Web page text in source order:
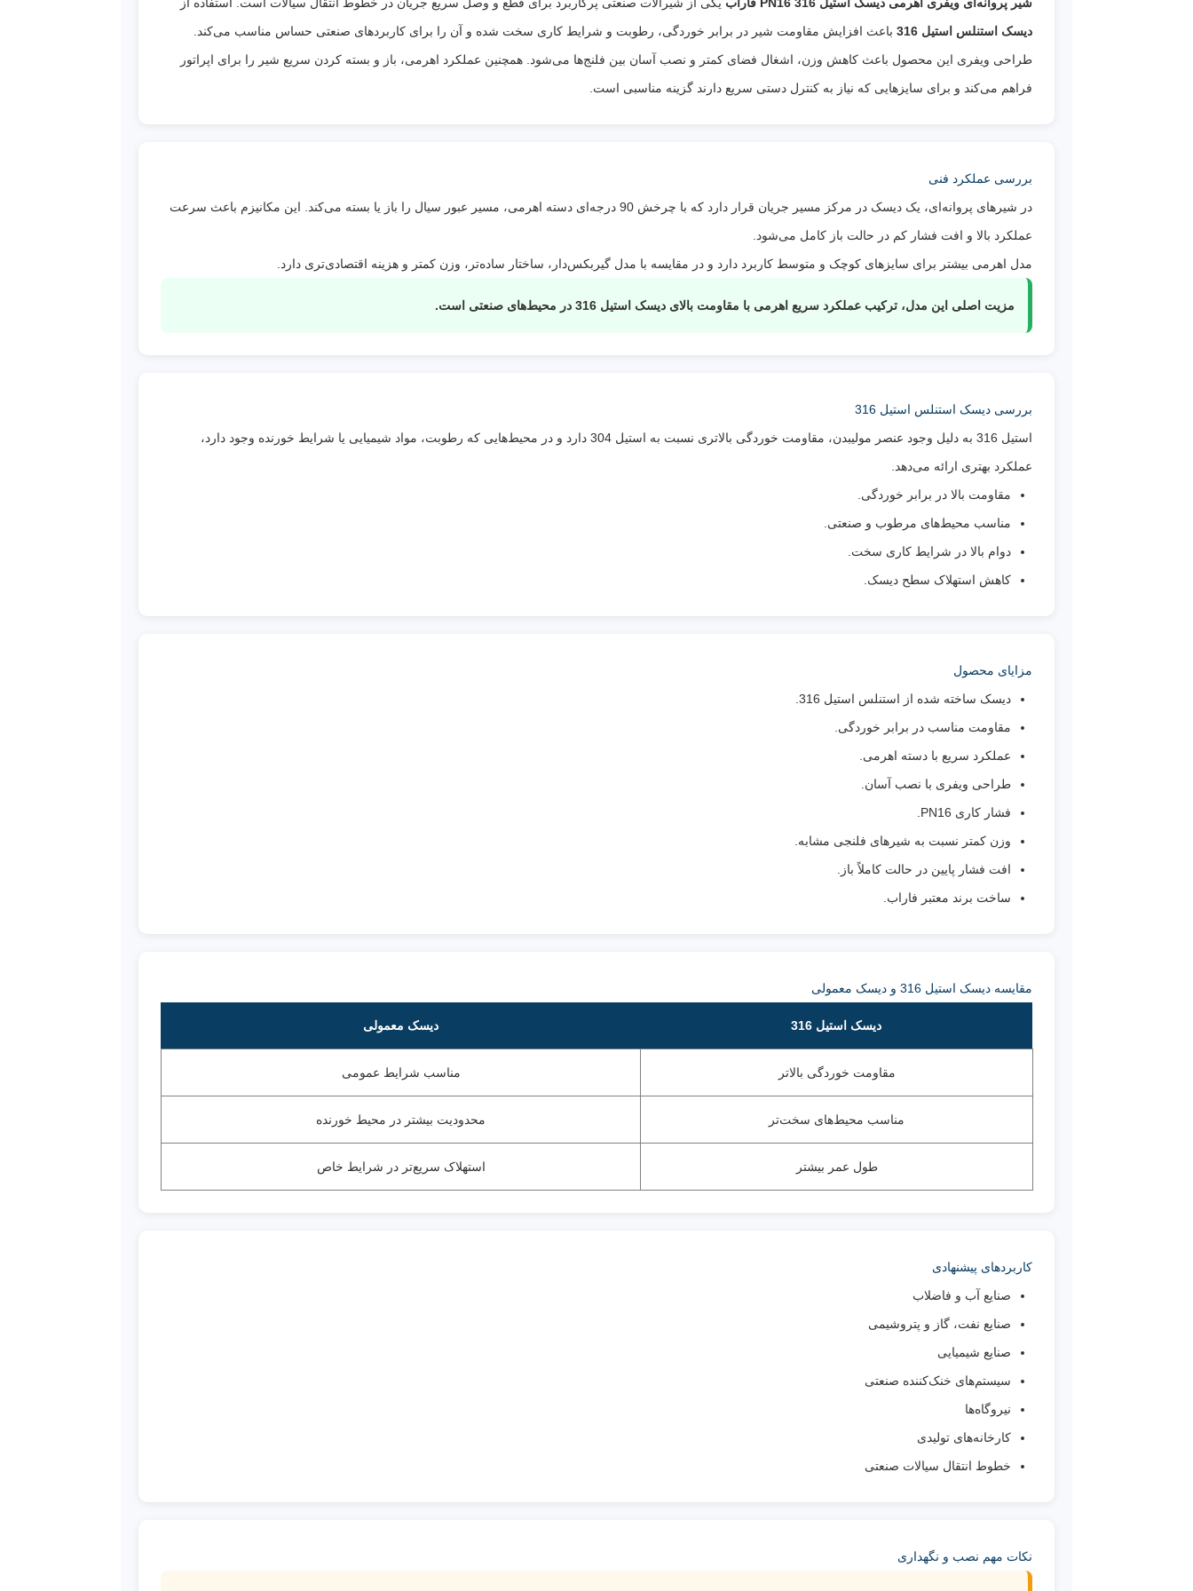
قابل
استفاده
فشرده، روغن‌های سبک و بسیاری از سیالات
شیمیایی خورنده
ویژگی
خاص
دیسک استنلس استیل 316
باعث افزایش مقاومت شیر در برابر خوردگی، رطوبت و شرایط کاری سخت شده و آن را برای کاربردهای صنعتی حساس مناسب می‌کند.
طراحی ویفری این محصول باعث کاهش وزن، اشغال فضای کمتر و نصب آسان بین فلنج‌ها می‌شود. همچنین عملکرد اهرمی، باز و بسته کردن سریع شیر را برای اپراتور
فراهم می‌کند و برای سایزهایی که نیاز به کنترل دستی سریع دارند گزینه مناسبی است.
بررسی عملکرد فنی
در شیرهای پروانه‌ای، یک دیسک در مرکز مسیر جریان قرار دارد که با چرخش 90 درجه‌ای دسته اهرمی، مسیر عبور سیال را باز یا بسته می‌کند. این مکانیزم باعث سرعت
عملکرد بالا و افت فشار کم در حالت باز کامل می‌شود.
مدل اهرمی بیشتر برای سایزهای کوچک و متوسط کاربرد دارد و در مقایسه با مدل گیربکس‌دار، ساختار ساده‌تر، وزن کمتر و هزینه اقتصادی‌تری دارد.
مزیت اصلی این مدل، ترکیب عملکرد سریع اهرمی با مقاومت بالای دیسک استیل 316 در محیط‌های صنعتی است.
بررسی دیسک استنلس استیل 316
استیل 316 به دلیل وجود عنصر مولیبدن، مقاومت خوردگی بالاتری نسبت به استیل 304 دارد و در محیط‌هایی که رطوبت، مواد شیمیایی یا شرایط خورنده وجود دارد،
عملکرد بهتری ارائه می‌دهد.
مقاومت بالا در برابر خوردگی.
مناسب محیط‌های مرطوب و صنعتی.
دوام بالا در شرایط کاری سخت.
کاهش استهلاک سطح دیسک.
مزایای محصول
دیسک ساخته شده از استنلس استیل 316.
مقاومت مناسب در برابر خوردگی.
عملکرد سریع با دسته اهرمی.
طراحی ویفری با نصب آسان.
فشار کاری PN16.
وزن کمتر نسبت به شیرهای فلنجی مشابه.
افت فشار پایین در حالت کاملاً باز.
ساخت برند معتبر فاراب.
مقایسه دیسک استیل 316 و دیسک معمولی
دیسک استیل 316 دیسک معمولی
مقاومت خوردگی بالاتر مناسب شرایط عمومی
مناسب محیط‌های سخت‌تر محدودیت بیشتر در محیط خورنده
طول عمر بیشتر استهلاک سریع‌تر در شرایط خاص
کاربردهای پیشنهادی
صنایع آب و فاضلاب
صنایع نفت، گاز و پتروشیمی
صنایع شیمیایی
سیستم‌های خنک‌کننده صنعتی
نیروگاه‌ها
کارخانه‌های تولیدی
خطوط انتقال سیالات صنعتی
نکات مهم نصب و نگهداری